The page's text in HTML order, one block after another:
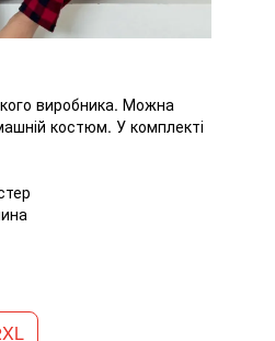
виробника. Можна
костюм. У комплекті